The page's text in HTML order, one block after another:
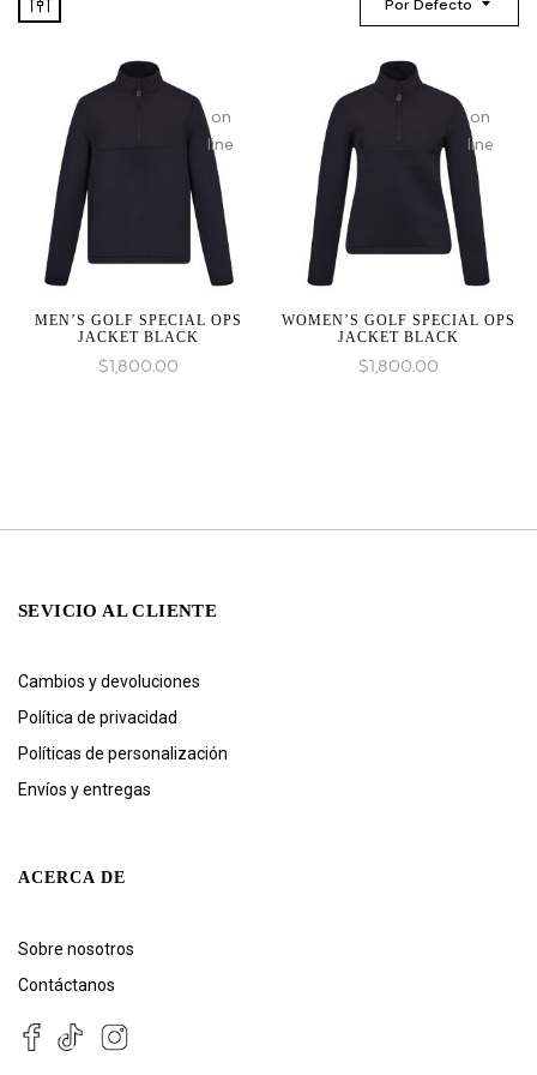
Por Defecto
on
line
MEN’S GOLF SPECIAL OPS
JACKET BLACK
$1,800.00
on
line
WOMEN’S GOLF SPECIAL OPS
JACKET BLACK
$1,800.00
SEVICIO AL CLIENTE
Cambios y devoluciones
Política de privacidad
Políticas de personalización
Envíos y entregas
ACERCA DE
Sobre nosotros
Contáctanos